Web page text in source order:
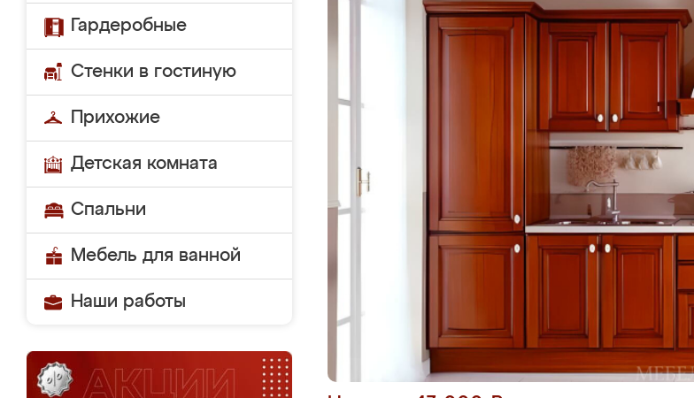
Гардеробные
Стенки в гостиную
Прихожие
Детская комната
Спальни
Мебель для ванной
Наши работы